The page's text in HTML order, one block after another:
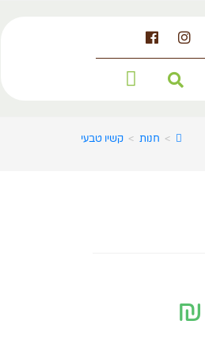
> חנות > קשיו טבעי
₪